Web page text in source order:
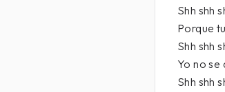
Shh shh
Porque
Shh shh
Yo no se
Shh shh